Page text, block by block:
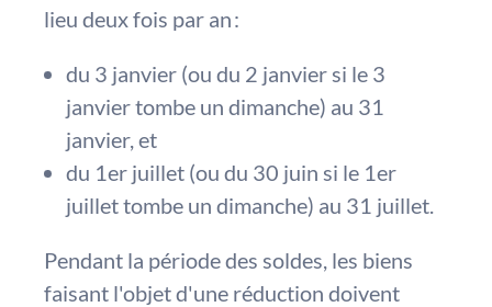
lieu deux fois par an :
du 3 janvier (ou du 2 janvier si le 3
janvier tombe un dimanche) au 31
janvier, et
du 1er juillet (ou du 30 juin si le 1er
juillet tombe un dimanche) au 31 juillet.
Pendant la période des soldes, les biens
faisant l'objet d'une réduction doivent